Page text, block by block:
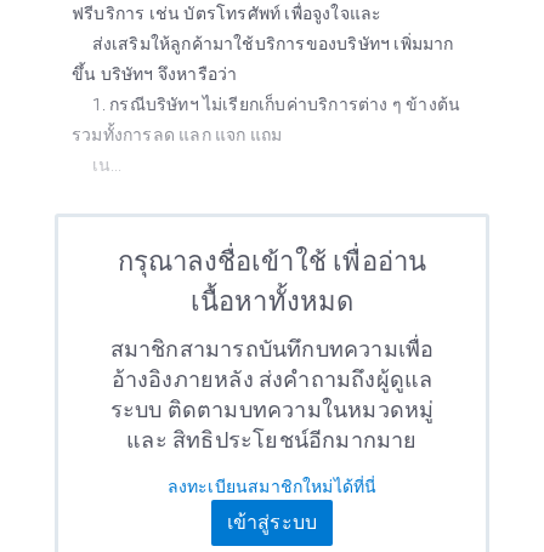
ฟรีบริการ เช่น บัตรโทรศัพท์ เพื่อจูงใจและ
ส่งเสริมให้ลูกค้ามาใช้บริการของบริษัทฯ เพิ่มมาก
ขึ้น บริษัทฯ จึงหารือว่า
1. กรณีบริษัทฯ ไม่เรียกเก็บค่าบริการต่าง ๆ ข้างต้น
รวมทั้งการลด แลก แจก แถม
เน...
กรุณาลงชื่อเข้าใช้ เพื่ออ่าน
เนื้อหาทั้งหมด
สมาชิกสามารถบันทึกบทความเพื่อ
อ้างอิงภายหลัง ส่งคำถามถึงผู้ดูแล
ระบบ ติดตามบทความในหมวดหมู่
และ สิทธิประโยชน์อีกมากมาย
ลงทะเบียนสมาชิกใหม่ได้ที่นี่
เข้าสู่ระบบ